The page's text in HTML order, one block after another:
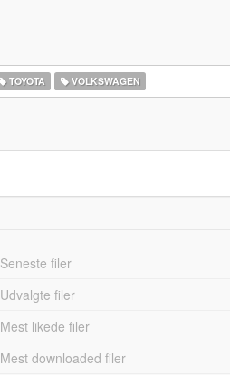
TOYOTA VOLKSWAGEN
Seneste filer
Udvalgte filer
Mest likede filer
Mest downloaded filer